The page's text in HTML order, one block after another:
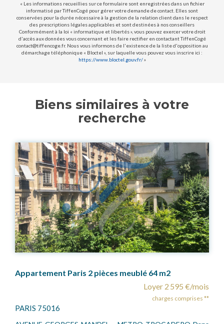
« Les informations recueillies sur ce formulaire sont enregistrées dans un fichier
informatisé par TiffenCogé pour gérer votre demande de contact. Elles sont
conservées pour la durée nécessaire à la gestion de la relation client dans le respect
des prescriptions légales applicables et sont destinées à nos conseillers
Conformément à la loi « informatique et libertés », vous pouvez exercer votre droit
d'accès aux données vous concernant et les faire rectifier en contactant TiffenCogé
contact@tiffencoge.fr. Nous vous informons de l'existence de la liste d'opposition au
démarchage téléphonique « Bloctel », sur laquelle vous pouvez vous inscrire ici :
https://www.bloctel.gouv.fr/»
Biens similaires à votre
recherche
Appartement Saint Mande 2 pièce(s) 38 m2
Loyer 1 260 €/mois
charges comprises **
SAINT MANDE 94160